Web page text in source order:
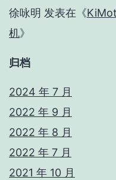
徐咏明 发表在《
机》
归档
2024 年 7 月
2022 年 9 月
2022 年 8 月
2022 年 7 月
2021 年 10 月